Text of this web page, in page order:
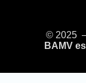
© 2025
BAMV